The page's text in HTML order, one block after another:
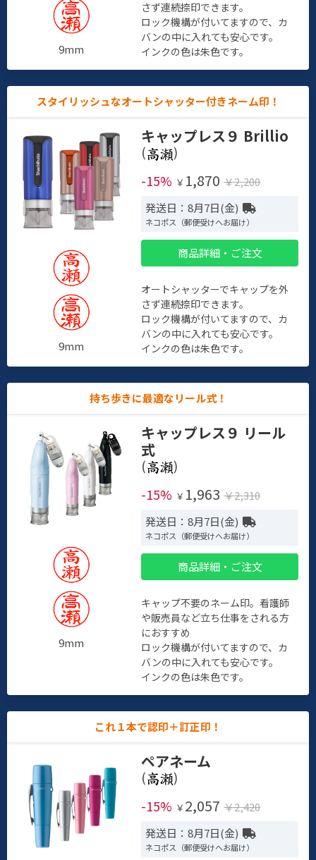
9mm
さず連続捺印できます。
ロック機構が付いてますので、カ
バンの中に入れても安心です。
インクの色は朱色です。
スタイリッシュなオートシャッター付きネーム印！
9mm
キャップレス９ Brillio
(
)
-15% ￥ 1,870 ￥2,200
発送日：8月7日(金)
ネコポス（郵便受けへお届け）
商品詳細・ご注文
オートシャッターでキャップを外
さず連続捺印できます。
ロック機構が付いてますので、カ
バンの中に入れても安心です。
インクの色は朱色です。
持ち歩きに最適なリール式！
9mm
キャップレス９ リール
式
(
)
-15% ￥ 1,963 ￥2,310
発送日：8月7日(金)
ネコポス（郵便受けへお届け）
商品詳細・ご注文
キャップ不要のネーム印。看護師
や販売員など立ち仕事をされる方
におすすめ
ロック機構が付いてますので、カ
バンの中に入れても安心です。
インクの色は朱色です。
これ１本で認印＋訂正印！
ペアネーム
(
)
-15% ￥ 2,057 ￥2,420
発送日：8月7日(金)
ネコポス（郵便受けへお届け）